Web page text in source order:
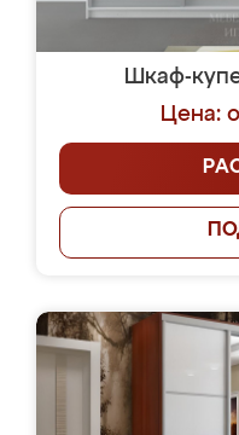
Шкаф-
Цена: